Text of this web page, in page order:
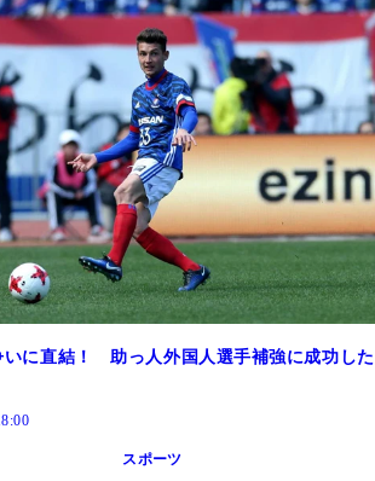
いに直結！ 助っ人外国人選手補強に成功した
スポーツ